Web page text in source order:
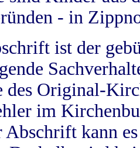
- in
ist der
Original-
im
kann